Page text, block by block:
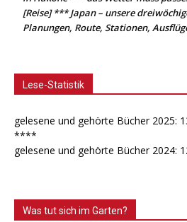
[Reise] *** Japan – unsere
Planungen, Route, Stationen,
Lese-Statistik
gelesene und gehörte Bücher 2025:
****
gelesene und gehörte Bücher 2024:
Was tut sich im Garten?